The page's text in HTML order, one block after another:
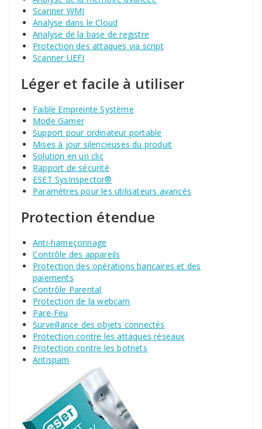
Scanner WMI
Analyse dans le Cloud
Analyse de la base de registre
Protection des attaques via script
Scanner UEFI
Léger et facile à utiliser
Faible Empreinte Système
Mode Gamer
Support pour ordinateur portable
Mises à jour silencieuses du produit
Solution en un clic
Rapport de sécurité
ESET SysInspector®
Paramètres pour les utilisateurs avancés
Protection étendue
Anti-hameçonnage
Contrôle des appareils
Protection des opérations bancaires et des
paiements
Contrôle Parental
Protection de la webcam
Pare-Feu
Surveillance des objets connectés
Protection contre les attaques réseaux
Protection contre les botnets
Antispam